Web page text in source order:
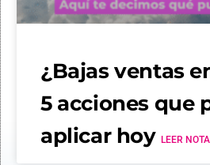
¿Bajas ventas
5 acciones que
aplicar hoyLEER